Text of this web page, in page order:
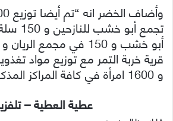
تجمع
و 1600 امرأة في كافة المراكز المذكورة و المخيم”.
عطية العطية –